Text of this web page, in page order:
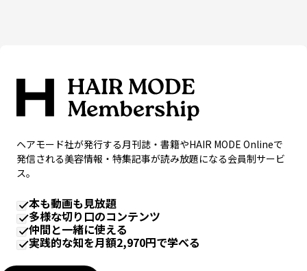
ヘアモード社が発行する月刊誌・書籍やHAIR MODE Onlineで
発信される美容情報・特集記事が読み放題になる会員制サービ
ス。
本も動画も見放題
多様な切り口のコンテンツ
仲間と一緒に使える
実践的な知を月額2,970円で学べる